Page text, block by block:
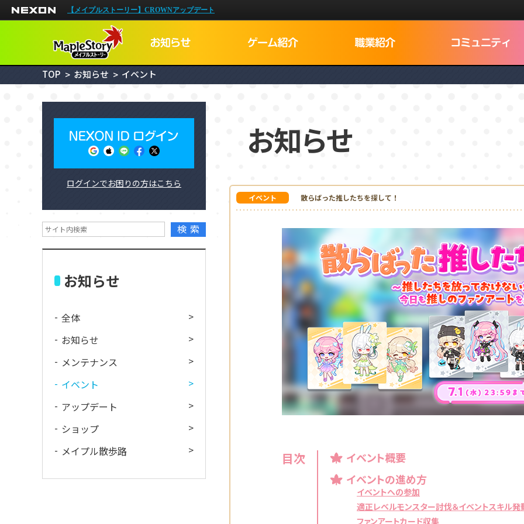
NEXON
【メイプルストーリー】CROWNアップデート
TOP お知らせ イベント
お知らせ
イベント 散らばった推したちを探して！
目次
イベント概要
イベントの進め方
イベントへの参加
適正レベルモンスター討伐＆イベントスキル発
ファンアートカード収集
NEXON IDログイン
ログインでお困りの方はこちら
メイプルIDでNEXON IDを検索
検索
お知らせ
全体
お知らせ
メンテナンス
イベント
アップデート
ショップ
メイプル散歩路